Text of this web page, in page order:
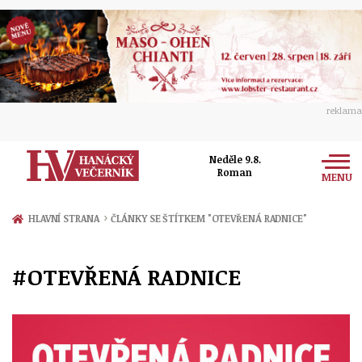
reklama
Neděle 9.8.
Roman
MENU
Zprávy
Přerov
Politika
Kultura
Společnost
Ženy
Sport
HLAVNÍ STRANA › ČLÁNKY SE ŠTÍTKEM "OTEVŘENÁ RADNICE"
#OTEVŘENÁ RADNICE